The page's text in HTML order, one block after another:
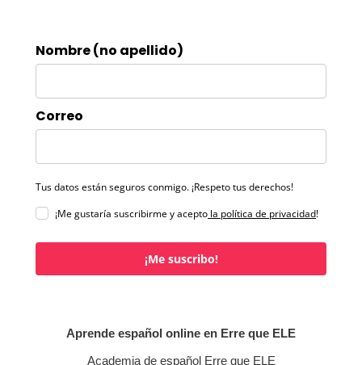
Nombre (no apellido)
Correo
Tus datos están seguros conmigo. ¡Respeto tus derechos!
¡Me gustaría suscribirme y acepto la política de privacidad!
¡Me suscribo!
Aprende español online en Erre que ELE
Academia de español Erre que ELE